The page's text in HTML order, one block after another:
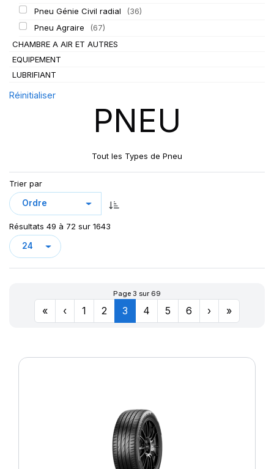
Pneu Génie Civil radial
(36)
Pneu Agraire
(67)
CHAMBRE A AIR ET AUTRES
EQUIPEMENT
LUBRIFIANT
Réinitialiser
PNEU
Tout les Types de Pneu
Trier par
Résultats 49 à 72 sur 1643
Page 3 sur 69
« ‹ 1 2 3 4 5 6 › »